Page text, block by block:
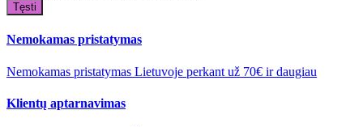
Tęsti
Nemokamas pristatymas
Nemokamas pristatymas Lietuvoje perkant už 70€ ir daugiau
Klientų aptarnavimas